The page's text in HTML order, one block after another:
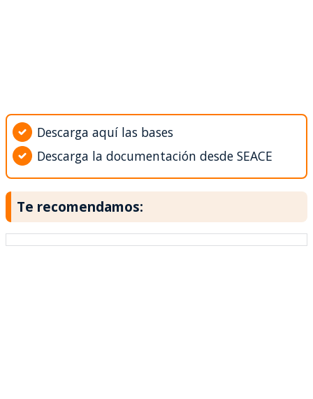
Descarga aquí las bases
Descarga la documentación desde SEACE
Te recomendamos: